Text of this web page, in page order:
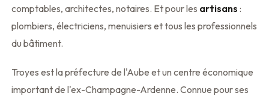
comptables, architectes, notaires. Et pour les artisans :
plombiers, électriciens, menuisiers et tous les professionnels
du bâtiment.
Troyes est la préfecture de l'Aube et un centre économique
important de l'ex-Champagne-Ardenne. Connue pour ses